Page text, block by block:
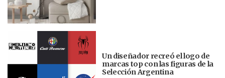
Un diseñador recreó el logo de
marcas top con las figuras de la
Selección Argentina